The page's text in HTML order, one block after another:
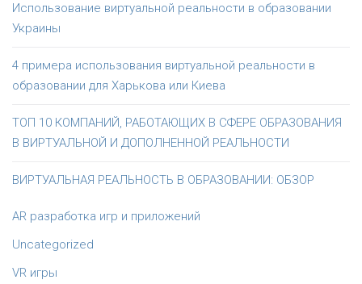
Использование виртуальной реальности в образовании
Украины
4 примера использования виртуальной реальности в
образовании для Харькова или Киева
ТОП 10 КОМПАНИЙ, РАБОТАЮЩИХ В СФЕРЕ ОБРАЗОВАНИЯ
В ВИРТУАЛЬНОЙ И ДОПОЛНЕННОЙ РЕАЛЬНОСТИ
ВИРТУАЛЬНАЯ РЕАЛЬНОСТЬ В ОБРАЗОВАНИИ: ОБЗОР
AR разработка игр и приложений
Uncategorized
VR игры